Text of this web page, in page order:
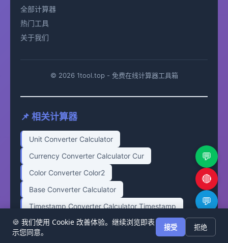
🍪 我们使用 Cookie 改善体验。继续浏览即表
示您同意。
接受 拒绝
💬
🔴
💬
🔗
全部计算器
热门工具
关于我们
© 2026 1tool.top - 免费在线计算器工具箱
📌 相关计算器
Unit Converter Calculator
Currency Converter Calculator Cur
Color Converter Color2
Base Converter Calculator
Timestamp Converter Calculator Timestamp